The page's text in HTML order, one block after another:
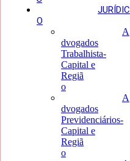
JURÍDIC
O
A
dvogados
Trabalhista-
Capital e
Regiã
o
A
dvogados
Previdenciários-
Capital e
Regiã
o